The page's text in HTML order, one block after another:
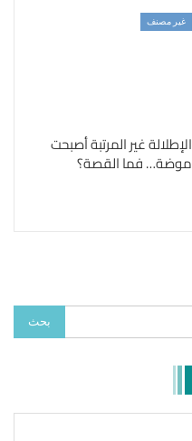
غير مصنف
الإطلالة غير المرتبة أصبحت
موضة… فما القصة؟